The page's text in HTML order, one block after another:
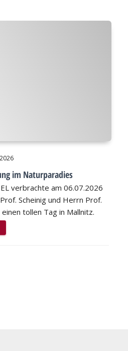
im Naturparadies
verbrachte am 06.07.2026
Scheinig und Herrn Prof.
einen tollen Tag in Mallnitz.